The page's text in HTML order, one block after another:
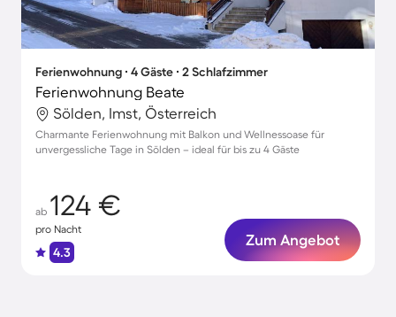
Ferienwohnung ∙ 4 Gäste ∙ 2 Schlafzimmer
Ferienwohnung Beate
Sölden, Imst, Österreich
Charmante Ferienwohnung mit Balkon und Wellnessoase für
unvergessliche Tage in Sölden – ideal für bis zu 4 Gäste
ab 124 €
pro Nacht
4.3
Zum Angebot